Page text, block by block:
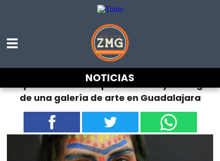
NOTICIAS
Raptan a la artista plástica Frany Arteaga
de una galería de arte en Guadalajara